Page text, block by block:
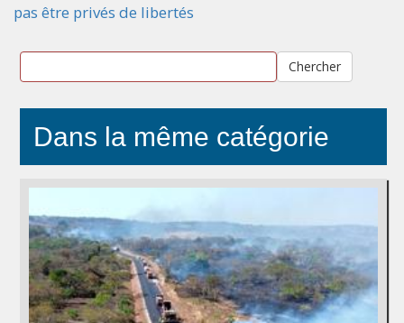
pas être privés de libertés
Chercher
Dans la même catégorie